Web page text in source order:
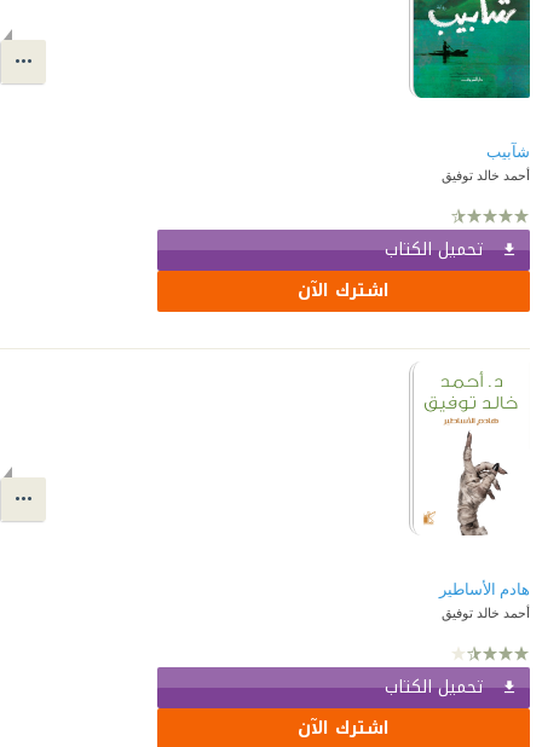
شآبيب
أحمد خالد توفيق
تحميل الكتاب
اشترك الآن
هادم الأساطير
أحمد خالد توفيق
تحميل الكتاب
اشترك الآن